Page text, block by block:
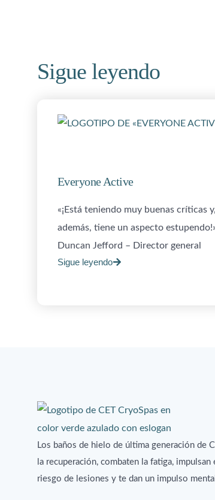
Sigue leyendo
Everyone Active
«¡Está teniendo muy buenas críticas y,
además, tiene un aspecto
Duncan Jefford – Director general
Sigue leyendo
Los baños de hielo de última generación de
la recuperación, combaten la fatiga,
riesgo de lesiones y te dan un impulso